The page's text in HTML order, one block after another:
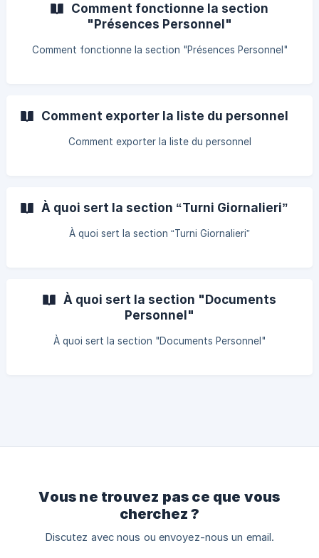
Comment fonctionne la section
"Présences Personnel"
Comment fonctionne la section "Présences Personnel"
Comment exporter la liste du personnel
Comment exporter la liste du personnel
À quoi sert la section “Turni Giornalieri”
À quoi sert la section “Turni Giornalieri”
À quoi sert la section "Documents
Personnel"
À quoi sert la section "Documents Personnel"
Vous ne trouvez pas ce que vous
cherchez ?
Discutez avec nous ou envoyez-nous un email.